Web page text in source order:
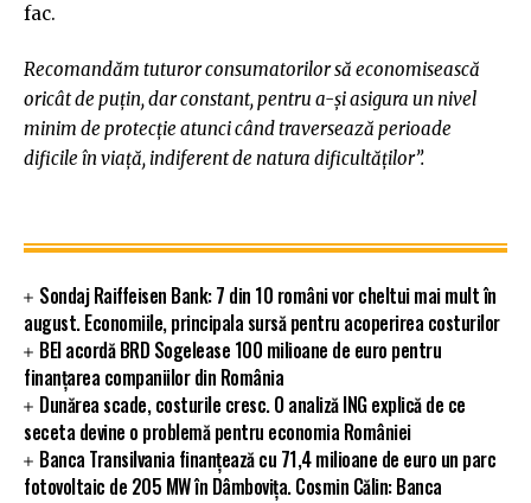
fac.
Recomandăm tuturor consumatorilor să economisească
oricât de puțin, dar constant, pentru a-și asigura un nivel
minim de protecție atunci când traversează perioade
dificile în viață, indiferent de natura dificultăților”.
Sondaj Raiffeisen Bank: 7 din 10 români vor cheltui mai mult în
august. Economiile, principala sursă pentru acoperirea costurilor
BEI acordă BRD Sogelease 100 milioane de euro pentru
finanțarea companiilor din România
Dunărea scade, costurile cresc. O analiză ING explică de ce
seceta devine o problemă pentru economia României
Banca Transilvania finanțează cu 71,4 milioane de euro un parc
fotovoltaic de 205 MW în Dâmbovița. Cosmin Călin: Banca